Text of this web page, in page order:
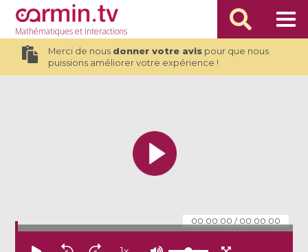
Mathématiqueset Interactions
Merci de nous donner votre avispour que nous
puissions améliorer votre expérience !
00:00:00 / 00:00:00